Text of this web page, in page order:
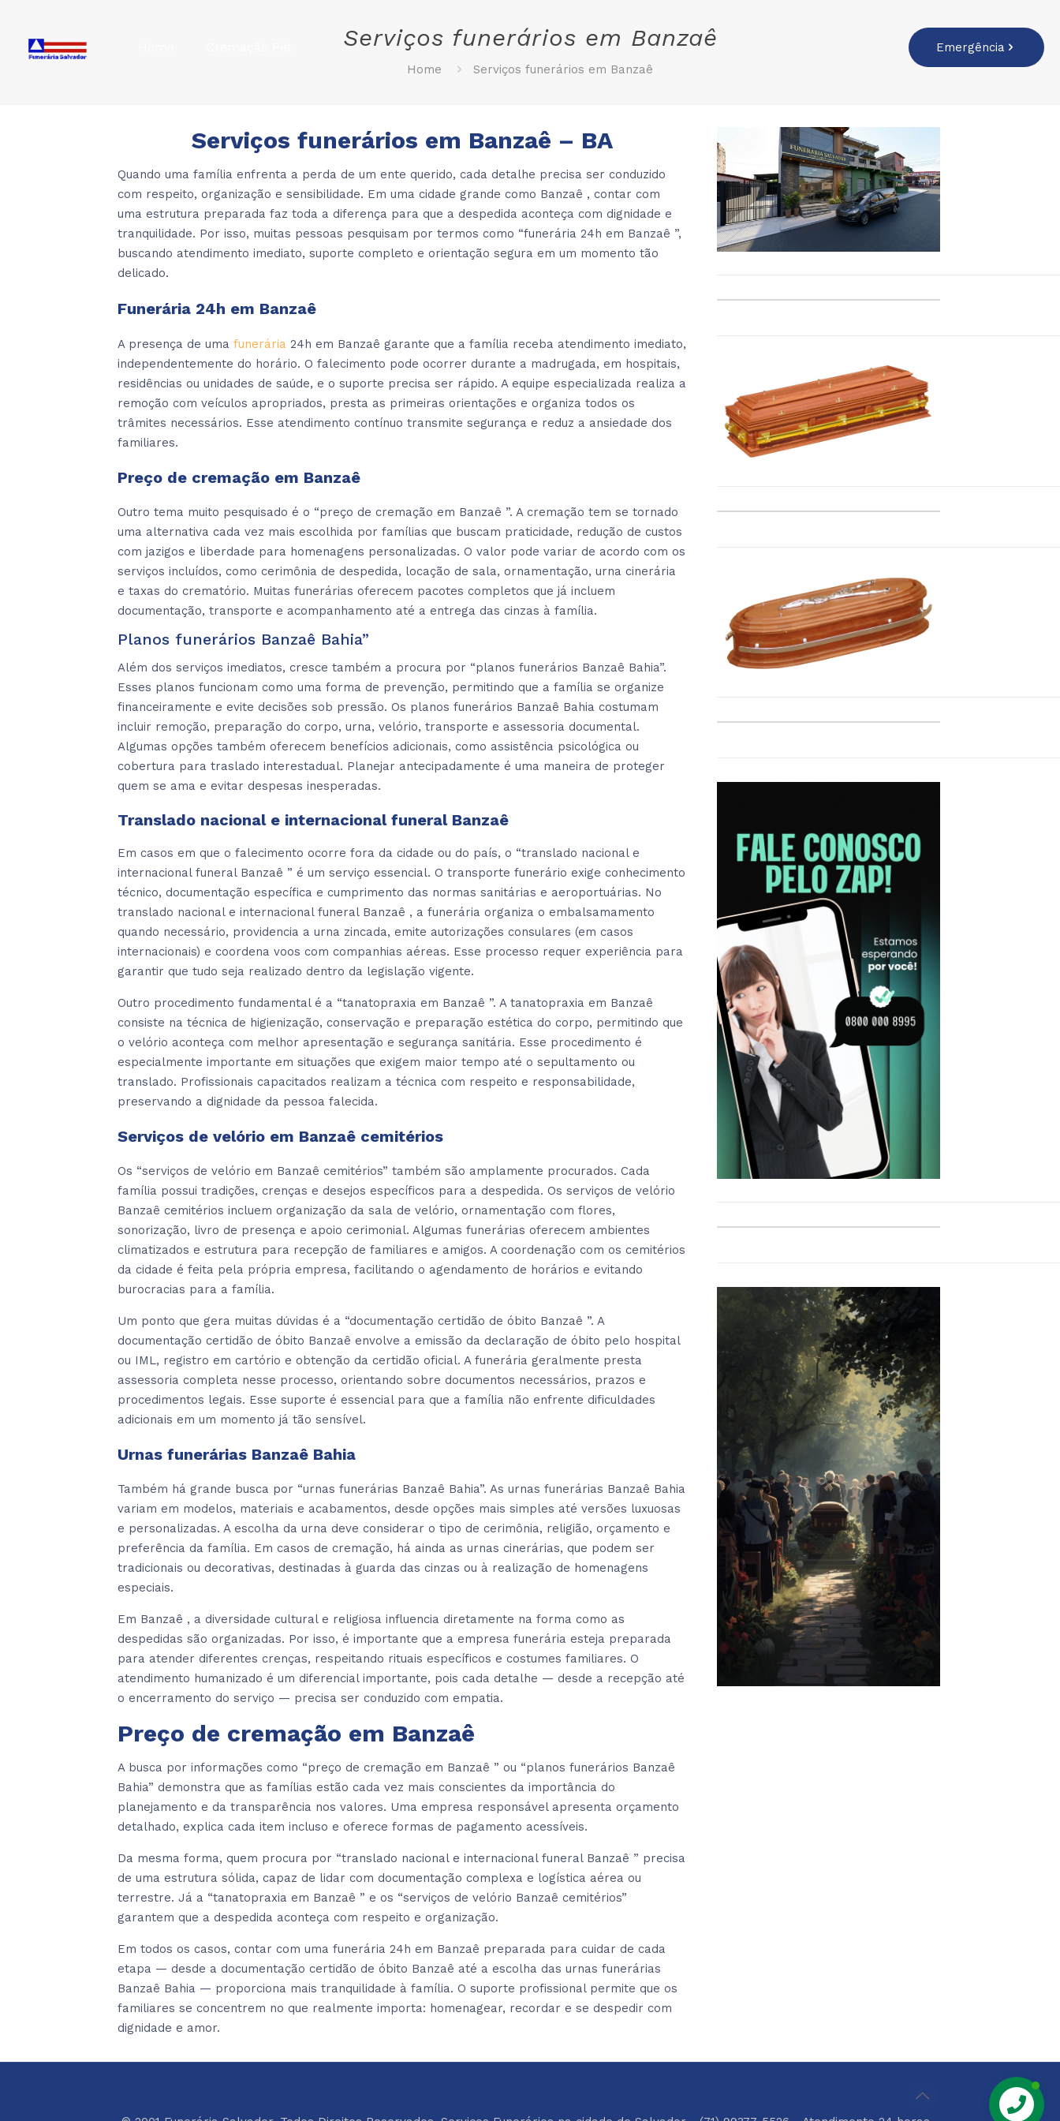
Emergência
Serviços funerários em Banzaê
Home Serviços funerários em Banzaê
Serviços funerários em Banzaê – BA
Quando uma família enfrenta a perda de um ente querido, cada detalhe precisa ser conduzido
com respeito, organização e sensibilidade. Em uma cidade grande como Banzaê , contar com
uma estrutura preparada faz toda a diferença para que a despedida aconteça com dignidade e
tranquilidade. Por isso, muitas pessoas pesquisam por termos como “funerária 24h em Banzaê ”,
buscando atendimento imediato, suporte completo e orientação segura em um momento tão
delicado.
Funerária 24h em Banzaê
A presença de umafunerária 24h em Banzaê garante que a família receba atendimento imediato,
independentemente do horário. O falecimento pode ocorrer durante a madrugada, em hospitais,
residências ou unidades de saúde, e o suporte precisa ser rápido. A equipe especializada realiza a
remoção com veículos apropriados, presta as primeiras orientações e organiza todos os
trâmites necessários. Esse atendimento contínuo transmite segurança e reduz a ansiedade dos
familiares.
Preço de cremação em Banzaê
Outro tema muito pesquisado é o “preço de cremação em Banzaê ”. A cremação tem se tornado
uma alternativa cada vez mais escolhida por famílias que buscam praticidade, redução de custos
com jazigos e liberdade para homenagens personalizadas. O valor pode variar de acordo com os
serviços incluídos, como cerimônia de despedida, locação de sala, ornamentação, urna cinerária
e taxas do crematório. Muitas funerárias oferecem pacotes completos que já incluem
documentação, transporte e acompanhamento até a entrega das cinzas à família.
Planos funerários Banzaê Bahia”
Além dos serviços imediatos, cresce também a procura por “planos funerários Banzaê Bahia”.
Esses planos funcionam como uma forma de prevenção, permitindo que a família se organize
financeiramente e evite decisões sob pressão. Os planos funerários Banzaê Bahia costumam
incluir remoção, preparação do corpo, urna, velório, transporte e assessoria documental.
Algumas opções também oferecem benefícios adicionais, como assistência psicológica ou
cobertura para traslado interestadual. Planejar antecipadamente é uma maneira de proteger
quem se ama e evitar despesas inesperadas.
Translado nacional e internacional funeral Banzaê
Em casos em que o falecimento ocorre fora da cidade ou do país, o “translado nacional e
internacional funeral Banzaê ” é um serviço essencial. O transporte funerário exige conhecimento
técnico, documentação específica e cumprimento das normas sanitárias e aeroportuárias. No
translado nacional e internacional funeral Banzaê , a funerária organiza o embalsamamento
quando necessário, providencia a urna zincada, emite autorizações consulares (em casos
internacionais) e coordena voos com companhias aéreas. Esse processo requer experiência para
garantir que tudo seja realizado dentro da legislação vigente.
Outro procedimento fundamental é a “tanatopraxia em Banzaê ”. A tanatopraxia em Banzaê
consiste na técnica de higienização, conservação e preparação estética do corpo, permitindo que
o velório aconteça com melhor apresentação e segurança sanitária. Esse procedimento é
especialmente importante em situações que exigem maior tempo até o sepultamento ou
translado. Profissionais capacitados realizam a técnica com respeito e responsabilidade,
preservando a dignidade da pessoa falecida.
Serviços de velório em Banzaê cemitérios
Os “serviços de velório em Banzaê cemitérios” também são amplamente procurados. Cada
família possui tradições, crenças e desejos específicos para a despedida. Os serviços de velório
Banzaê cemitérios incluem organização da sala de velório, ornamentação com flores,
sonorização, livro de presença e apoio cerimonial. Algumas funerárias oferecem ambientes
climatizados e estrutura para recepção de familiares e amigos. A coordenação com os cemitérios
da cidade é feita pela própria empresa, facilitando o agendamento de horários e evitando
burocracias para a família.
Um ponto que gera muitas dúvidas é a “documentação certidão de óbito Banzaê ”. A
documentação certidão de óbito Banzaê envolve a emissão da declaração de óbito pelo hospital
ou IML, registro em cartório e obtenção da certidão oficial. A funerária geralmente presta
assessoria completa nesse processo, orientando sobre documentos necessários, prazos e
procedimentos legais. Esse suporte é essencial para que a família não enfrente dificuldades
adicionais em um momento já tão sensível.
Urnas funerárias Banzaê Bahia
Também há grande busca por “urnas funerárias Banzaê Bahia”. As urnas funerárias Banzaê Bahia
variam em modelos, materiais e acabamentos, desde opções mais simples até versões luxuosas
e personalizadas. A escolha da urna deve considerar o tipo de cerimônia, religião, orçamento e
preferência da família. Em casos de cremação, há ainda as urnas cinerárias, que podem ser
tradicionais ou decorativas, destinadas à guarda das cinzas ou à realização de homenagens
especiais.
Em Banzaê , a diversidade cultural e religiosa influencia diretamente na forma como as
despedidas são organizadas. Por isso, é importante que a empresa funerária esteja preparada
para atender diferentes crenças, respeitando rituais específicos e costumes familiares. O
atendimento humanizado é um diferencial importante, pois cada detalhe — desde a recepção até
o encerramento do serviço — precisa ser conduzido com empatia.
Preço de cremação em Banzaê
A busca por informações como “preço de cremação em Banzaê ” ou “planos funerários Banzaê
Bahia” demonstra que as famílias estão cada vez mais conscientes da importância do
planejamento e da transparência nos valores. Uma empresa responsável apresenta orçamento
detalhado, explica cada item incluso e oferece formas de pagamento acessíveis.
Da mesma forma, quem procura por “translado nacional e internacional funeral Banzaê ” precisa
de uma estrutura sólida, capaz de lidar com documentação complexa e logística aérea ou
terrestre. Já a “tanatopraxia em Banzaê ” e os “serviços de velório Banzaê cemitérios”
garantem que a despedida aconteça com respeito e organização.
Em todos os casos, contar com uma funerária 24h em Banzaê preparada para cuidar de cada
etapa — desde a documentação certidão de óbito Banzaê até a escolha das urnas funerárias
Banzaê Bahia — proporciona mais tranquilidade à família. O suporte profissional permite que os
familiares se concentrem no que realmente importa: homenagear, recordar e se despedir com
dignidade e amor.
Chame Aqui